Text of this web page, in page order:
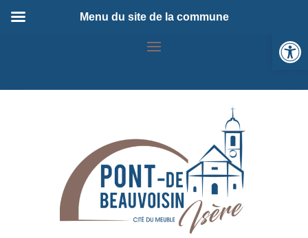
Menu du site de la commune